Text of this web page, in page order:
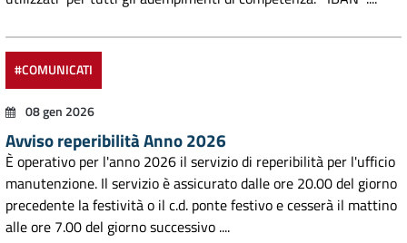
#COMUNICATI
08 gen 2026
Avviso reperibilità Anno 2026
È operativo per l'anno 2026 il servizio di reperibilità per l'ufficio
manutenzione. Il servizio è assicurato dalle ore 20.00 del giorno
precedente la festività o il c.d. ponte festivo e cesserà il mattino
alle ore 7.00 del giorno successivo ....